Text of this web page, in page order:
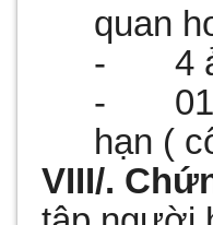
quan
-4
- 01
hạn (
VIII/.